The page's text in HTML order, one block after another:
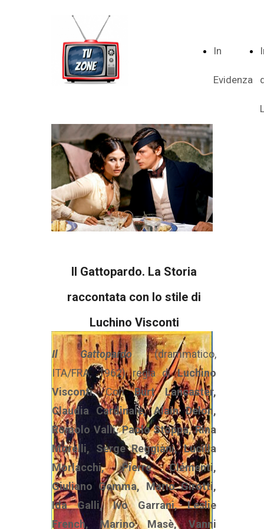
In
Evidenza
Il Gattopardo. La Storia
raccontata con lo stile di
Luchino Visconti
Il Gattopardo(drammatico,
ITA/FRA, 1962) regia diLuchino
Visconti.ConBurt Lancaster,
Claudia Cardinale, Alain Delon,
Romolo Valli, Paolo Stoppa, Rina
Morelli, Serge Reggiani, Lucilla
Morlacchi, Pierre Clémenti,
Giuliano Gemma, Mario Girotti,
Ida Galli, Ivo Garrani, Leslie
French, Marino Masè, Vanni